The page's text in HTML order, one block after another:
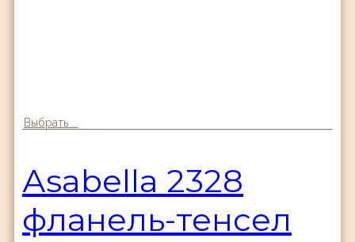
Выбрать ...
Аsabella 2328
фланель-тенсел